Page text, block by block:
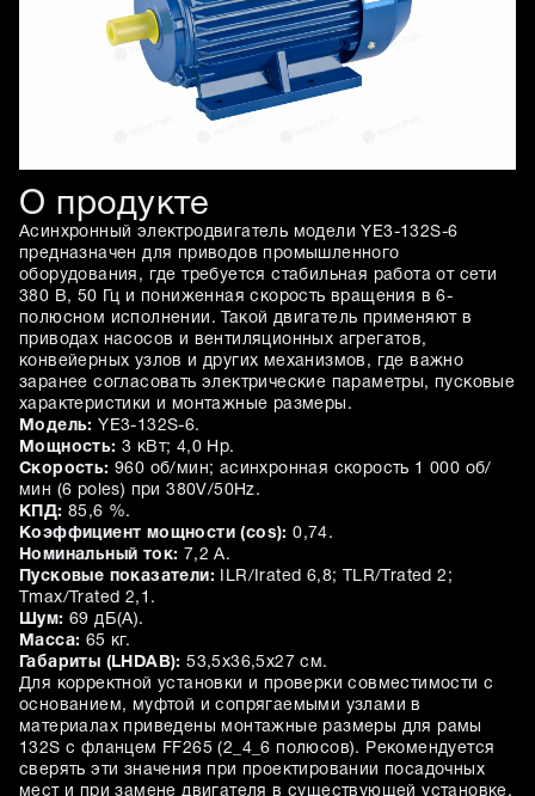
О продукте
Асинхронный электродвигатель модели YE3-132S-6
предназначен для приводов промышленного
оборудования, где требуется стабильная работа от сети
380 В, 50 Гц и пониженная скорость вращения в 6-
полюсном исполнении. Такой двигатель применяют в
приводах насосов и вентиляционных агрегатов,
конвейерных узлов и других механизмов, где важно
заранее согласовать электрические параметры, пусковые
характеристики и монтажные размеры.
Модель: YE3-132S-6.
Мощность: 3 кВт; 4,0 Hp.
Скорость: 960 об/мин; асинхронная скорость 1 000 об/
мин (6 poles) при 380V/50Hz.
КПД: 85,6 %.
Коэффициент мощности (cos): 0,74.
Номинальный ток:
7,2 А.
Пусковые показатели: ILR/Irated 6,8; TLR/Trated 2;
Tmax/Trated 2,1.
Шум: 69 дБ(A).
Масса: 65 кг.
Габариты (LHDAB): 53,5х36,5х27 см.
Для корректной установки и проверки совместимости с
основанием, муфтой и сопрягаемыми узлами в
материалах приведены монтажные размеры для рамы
132S с фланцем FF265 (2_4_6 полюсов). Рекомендуется
сверять эти значения при проектировании посадочных
мест и при замене двигателя в существующей установке.